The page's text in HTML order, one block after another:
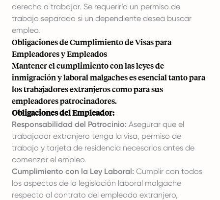
derecho a trabajar. Se requeriría un permiso de
trabajo separado si un dependiente desea buscar
empleo.
Obligaciones de Cumplimiento de Visas para
Empleadores y Empleados
Mantener el cumplimiento con las leyes de
inmigración y laboral malgaches es esencial tanto para
los trabajadores extranjeros como para sus
empleadores patrocinadores.
Obligaciones del Empleador:
Responsabilidad del Patrocinio: Asegurar que el
trabajador extranjero tenga la visa, permiso de
trabajo y tarjeta de residencia necesarios antes de
comenzar el empleo.
Cumplimiento con la Ley Laboral: Cumplir con todos
los aspectos de la legislación laboral malgache
respecto al contrato del empleado extranjero,